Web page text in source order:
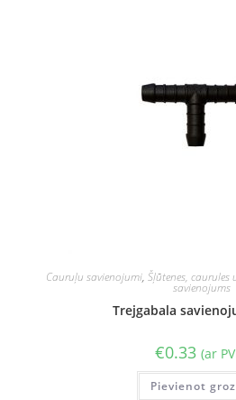
Cauruļu savienojumi, Šļūtenes, caurules
savienojums
Trejgabala
€0.33 (ar
Pievienot